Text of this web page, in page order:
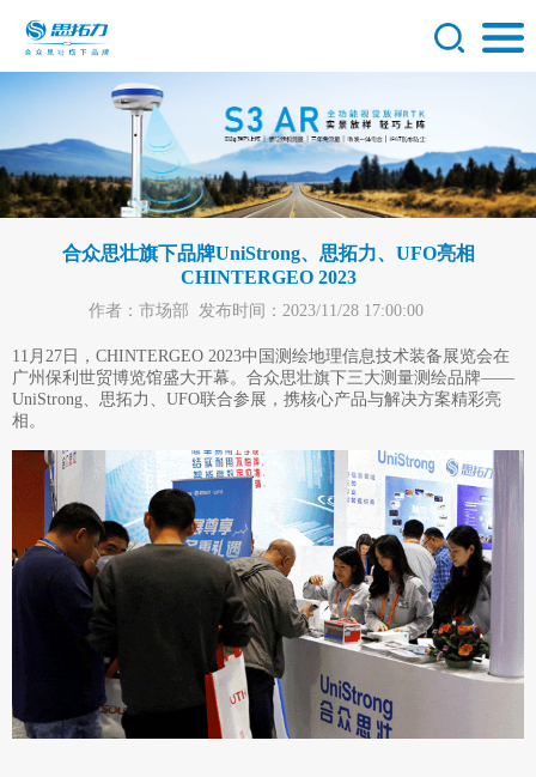
合众思壮旗下品牌UniStrong、思拓力、UFO亮相
CHINTERGEO 2023
作者：市场部 发布时间：2023/11/28 17:00:00
11月27日，CHINTERGEO 2023中国测绘地理信息技术装备展览会在
广州保利世贸博览馆盛大开幕。合众思壮旗下三大测量测绘品牌——
UniStrong、思拓力、UFO联合参展，携核心产品与解决方案精彩亮
相。